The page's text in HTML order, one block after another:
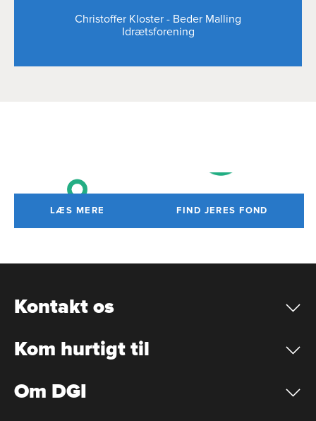
Christoffer Kloster - Beder Malling
Idrætsforening
LÆS MERE FIND JERES FOND
Kontakt os
Kom hurtigt til
Om DGI